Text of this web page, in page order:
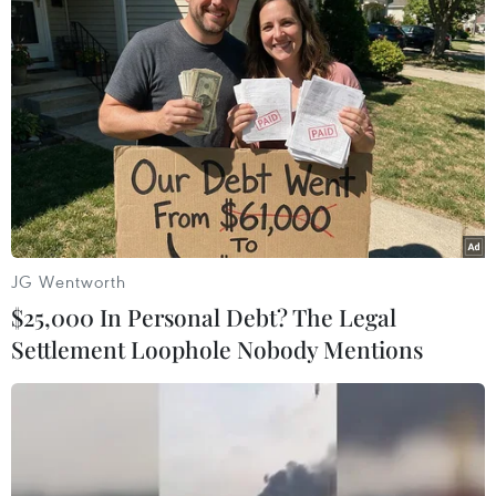
lượng hạt nhân của Mỹ
Tổng thống Mỹ Donald Trump
khẳng định "đang ký những sắc
lệnh hành pháp tuyệt vời" và điều
này sẽ biến Mỹ thành cường quốc
thực sự trong ngành công nghiệp
hạt nhân.
JG Wentworth
$25,000 In Personal Debt? The Legal
Settlement Loophole Nobody Mentions